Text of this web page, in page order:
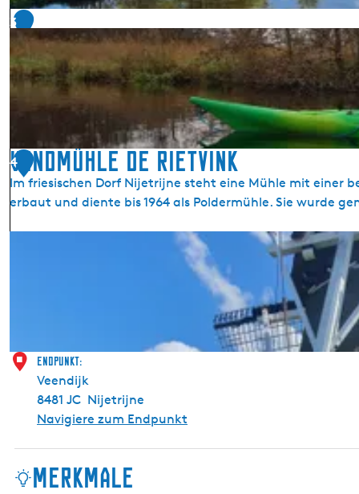
3
4
Windmühle De Rietvink
Im friesischen Dorf Nijetrijne steht eine Mühle mit einer
erbaut und diente bis 1964 als Poldermühle. Sie wurde
h
R
Endpunkt:
Veendijk
8481 JC Nijetrijne
Navigiere zum Endpunkt
Merkmale